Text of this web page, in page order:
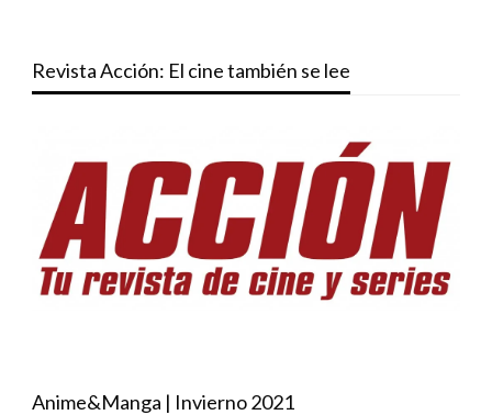
Revista Acción: El cine también se lee
Anime&Manga | Invierno 2021